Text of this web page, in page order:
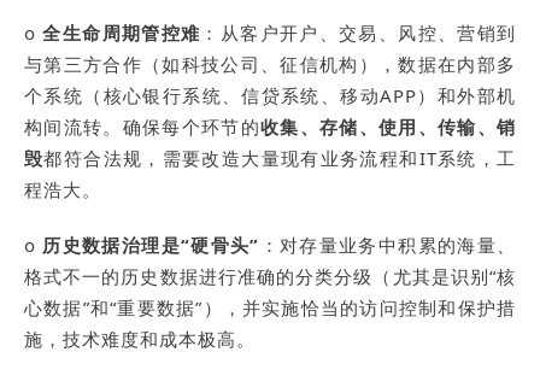
o全生命周期管控难 ：从客户开户、交易、风控、营销到
与第三方合作（如科技公司、征信机构），数据在内部多
个系统（核心银行系统、信贷系统、移动APP）和外部机
构间流转。确保每个环节的收集、存储、使用、传输、销
毁都符合法规，需要改造大量现有业务流程和IT系统，工
程浩大。
o 历史数据治理是“硬骨头” ：对存量业务中积累的海量、
格式不一的历史数据进行准确的分类分级（尤其是识别“核
心数据”和“重要数据”），并实施恰当的访问控制和保护措
施，技术难度和成本极高。